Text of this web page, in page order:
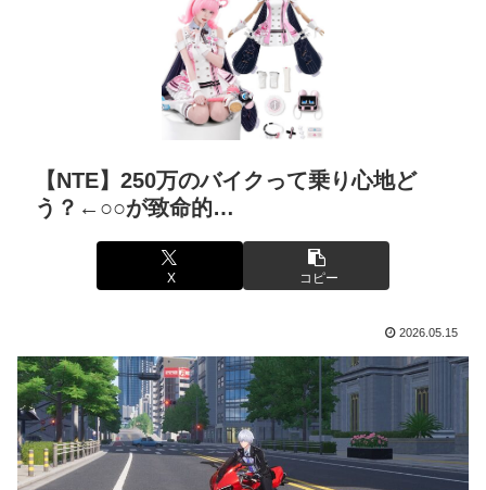
【NTE】250万のバイクって乗り心地ど
う？←○○が致命的…
X コピー
2026.05.15